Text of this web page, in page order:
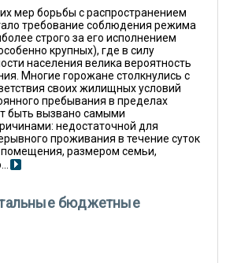
мер борьбы с распространением
требование соблюдения режима
строго за его исполнением
крупных), где в силу
населения велика вероятность
Многие горожане столкнулись с
своих жилищных условий
пребывания в пределах
быть вызвано самыми
недостаточной для
проживания в течение суток
размером семьи,
бюджетные